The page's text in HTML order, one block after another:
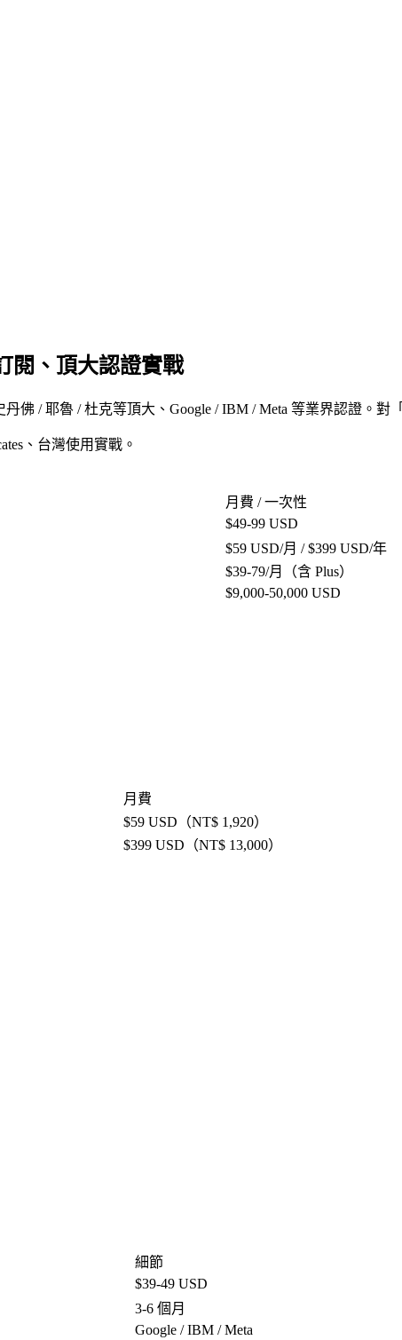
閱、頂大認證實戰
佛 / 耶魯 / 杜克等頂大、Google / IBM / Meta 等業界認證。對「
、台灣使用實戰。
月費 / 一次性
$49-99 USD
$59 USD/月 / $399 USD/年
$39-79/月（含 Plus）
$9,000-50,000 USD
月費
$59 USD（NT$ 1,920）
$399 USD（NT$ 13,000）
細節
$39-49 USD
3-6 個月
Google / IBM / Meta